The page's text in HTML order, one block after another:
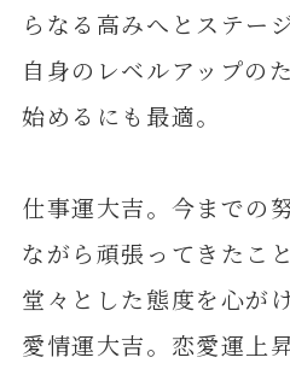
らなる高みへとステー
自身のレベルアップの
始めるにも最適。
仕事運大吉。今までの
ながら頑張ってきたこ
堂々とした態度を心がけ
愛情運大吉。恋愛運上